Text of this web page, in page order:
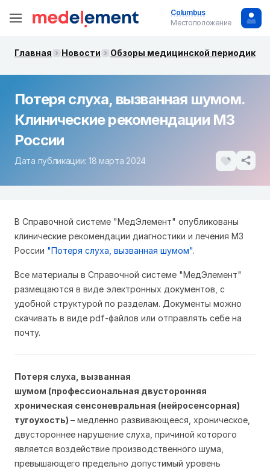
Columbus
Местоположение
Главная Новости Обзоры медицинской периодики.
Потеря слуха, вызванная шумом.
Клинические рекомендации МЗ
России
Дата публикации: 18 марта 2024
В Справочной системе "МедЭлемент" опубликованы
клинические рекомендации диагностики и лечения МЗ
России "Потеря слуха, вызванная шумом".
Все материалы в Справочной системе "МедЭлемент"
размещаются в виде электронных документов, с
удобной структурой по разделам. Документы можно
скачивать в виде pdf-файлов или отправлять себе на
почту.
Потеря слуха, вызванная
шумом (профессиональная двусторонняя
хроническая сенсоневральная (нейросенсорная)
тугоухость) – медленно развивающееся, хроническое,
двустороннее нарушение слуха, причиной которого
является воздействие производственного шума,
превышающего предельно допустимый уровень